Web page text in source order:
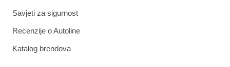
Savjeti za sigurnost
Recenzije o Autoline
Katalog brendova